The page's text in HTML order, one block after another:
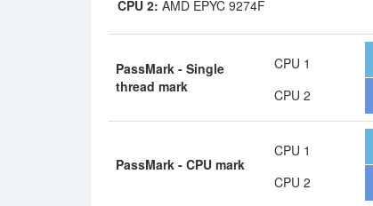
CPU 2: AMD EPYC 9274F
PassMark - Single
thread mark
CPU 1
CPU 2
PassMark - CPU mark
CPU 1
CPU 2